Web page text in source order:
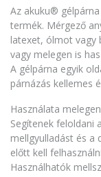
Az akuku®
termék. Mérgező
latexet, ólmot vagy
vagy melegen is
A gélpárna egyik
párnázás kellemes
Használata
Segítenek feloldani
mellgyulladást és a
előtt kell
Használhatók